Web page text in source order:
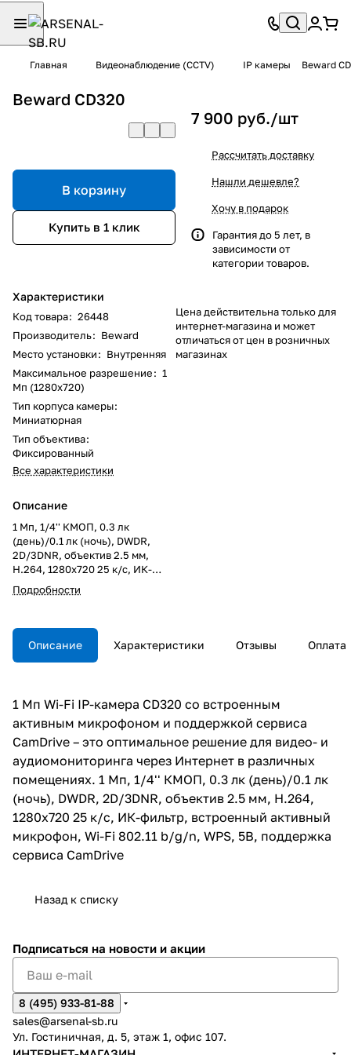
Главная Видеонаблюдение (CCTV) IP камеры Beward
Beward CD320
В корзину
Купить в 1 клик
Характеристики
Код товара: 26448
Производитель: Beward
Место установки: Внутренняя
Максимальное разрешение: 1
Мп (1280x720)
Тип корпуса камеры:
Миниатюрная
Тип объектива:
Фиксированный
Все характеристики
Описание
1 Мп, 1/4'' КМОП, 0.3 лк
(день)/0.1 лк (ночь), DWDR,
2D/3DNR, объектив 2.5 мм,
Н.264, 1280x720 25 к/с, ИК-
фильтр, встроенный активный
микрофон, Wi-Fi 802.11 b/g/n,
CamDrive
Подробности
7 900 руб./шт
Рассчитать доставку
Нашли дешевле?
Хочу в подарок
Гарантия до 5 лет, в
зависимости от
категории товаров.
Цена действительна только для
интернет-магазина и может
отличаться от цен в розничных
магазинах
Описание Характеристики Отзывы Оплата
1 Мп Wi-Fi IP-камера СD320 со встроенным
активным микрофоном и поддержкой сервиса
CamDrive – это оптимальное решение для видео- и
аудиомониторинга через Интернет в различных
помещениях. 1 Мп, 1/4'' КМОП, 0.3 лк (день)/0.1 лк
(ночь), DWDR, 2D/3DNR, объектив 2.5 мм, Н.264,
1280x720 25 к/с, ИК-фильтр, встроенный активный
микрофон, Wi-Fi 802.11 b/g/n, WPS, 5В, поддержка
сервиса CamDrive
Назад к списку
Подписаться на новости и акции
8 (495) 933-81-88
sales@arsenal-sb.ru
Ул. Гостиничная, д. 5, этаж 1, офис 107.